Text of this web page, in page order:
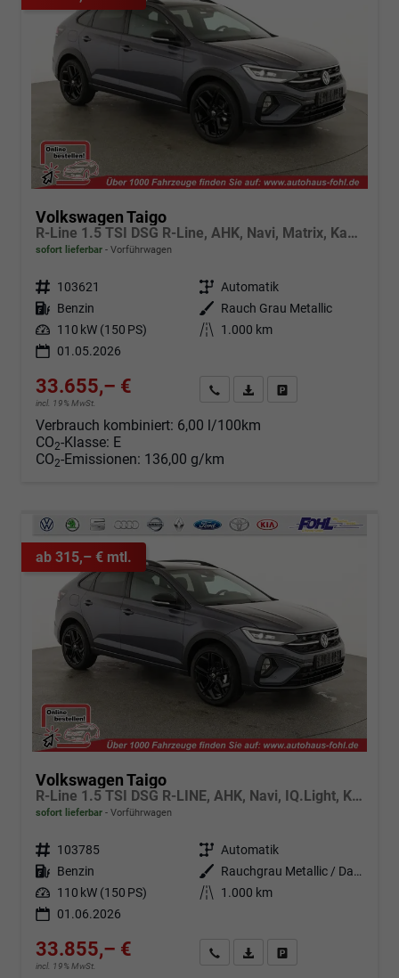
Volkswagen Taigo
R-Line 1.5 TSI DSG R-Line, AHK, Navi, Matrix, Kamera, ACC, Winter, 4 J.-Garantie
sofort lieferbar Vorführwagen
Fahrzeugnr. 103621 Getriebe Automatik
Kraftstoff Benzin Außenfarbe
Rauch Grau Metallic
Leistung 110 kW (150 PS) Kilometerstand
1.000 km
01.05.2026
33.655,– €
incl. 19% MwSt.
Angebot anfordern
Fahrzeugexpose (PDF)
Verbrauch kombiniert: 6,00 l/100km
CO2-Klasse: E
CO2-Emissionen: 136,00 g/km
ab 315,– € mtl.
Volkswagen Taigo
R-Line 1.5 TSI DSG R-LINE, AHK, Navi, IQ.Light, Kamera, ACC, Winter
sofort lieferbar Vorführwagen
Fahrzeugnr. 103785 Getriebe Automatik
Kraftstoff Benzin Außenfarbe
Rauchgrau Metallic / Dach schwarz
Leistung 110 kW (150 PS) Kilometerstand
1.000 km
01.06.2026
33.855,– €
incl. 19% MwSt.
Angebot anfordern
Fahrzeugexpose (PDF)